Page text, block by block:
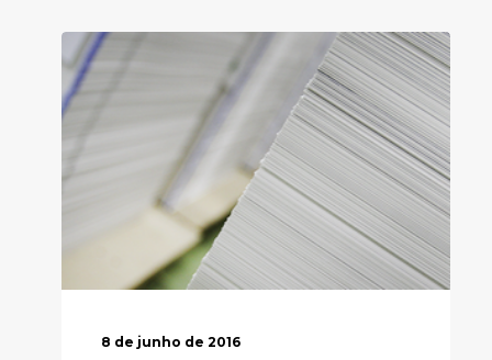
8 de junho de 2016